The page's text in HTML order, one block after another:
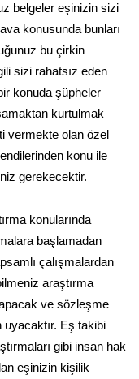
belgeler eşinizin sizi
konusunda bunları
bu çirkin
sizi rahatsız eden
konuda şüpheler
kurtulmak
vermekte olan özel
konu ile
gerekecektir.
konularında
başlamadan
çalışmalardan
araştırma
ve sözleşme
Eş takibi
gibi insan hak
eşinizin kişilik